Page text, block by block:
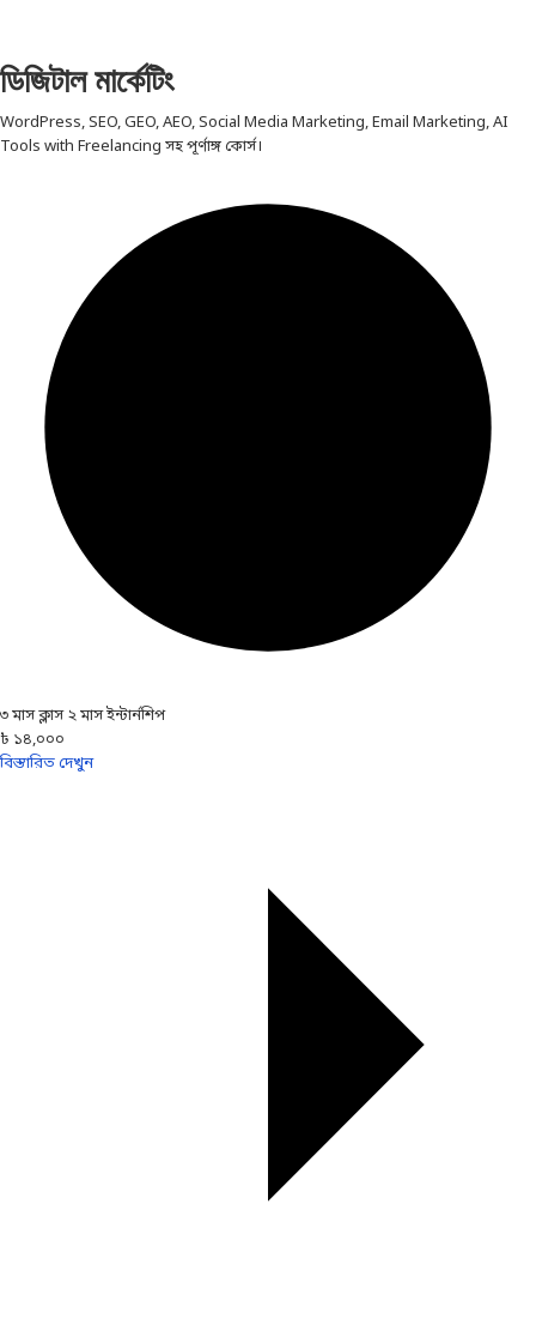
ডিজিটাল মার্কেটিং
WordPress, SEO, GEO, AEO, Social Media Marketing, Email Marketing, AI
Tools with Freelancing সহ পূর্ণাঙ্গ কোর্স।
৩ মাস ক্লাস ২ মাস ইন্টার্নশিপ
৳ ১৪,০০০
বিস্তারিত দেখুন